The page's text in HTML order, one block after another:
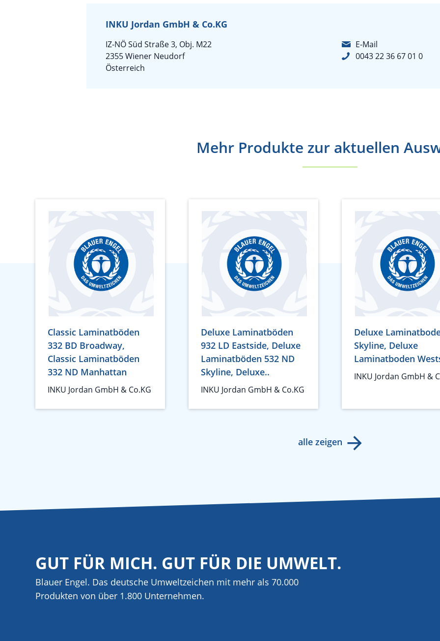
INKU Jordan GmbH & Co.KG
IZ-NÖ Süd Straße 3, Obj. M22
2355 Wiener Neudorf
Österreich
E-Mail
0043 22 36 67 01 0
Mehr Produkte zur aktuellen
Classic Laminatböden
332 BD Broadway,
Classic Laminatböden
332 ND Manhattan
INKU Jordan GmbH & Co.KG
Deluxe Laminatböden
932 LD Eastside, Deluxe
Laminatböden 532 ND
Skyline, Deluxe..
INKU Jordan GmbH & Co.KG
Deluxe
Skyline, Deluxe
Laminatboden
INKU Jordan GmbH &
alle zeigen
GUT FÜR MICH. GUT FÜR DIE UMWELT.
Blauer Engel. Das deutsche Umweltzeichen mit mehr als 70.000
Produkten von über 1.800 Unternehmen.